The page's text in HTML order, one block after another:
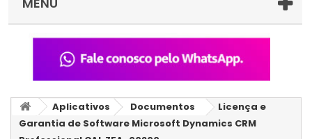
Aplicativos Documentos
Licença e
Garantia de Software Microsoft Dynamics CRM